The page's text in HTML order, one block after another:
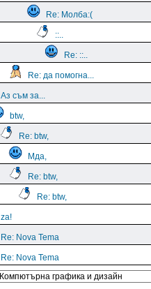
Re: Молба:(
::..
Re: ::..
Re: да помогна...
Аз съм за...
btw,
Re: btw,
Мда,
Re: btw,
Re: btw,
za!
Re: Nova Tema
Re: Nova Tema